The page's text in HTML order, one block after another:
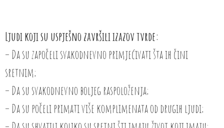
Ljudi koji su uspješno završili izazov tvrde:
– Da su započeli svakodnevno primjećivati šta ih čini
sretnim;
– Da su svakodnevno boljeg raspoloženja;
– Da su počeli primati više komplimenata od drugih ljudi;